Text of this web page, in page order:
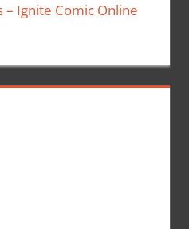
– Ignite Comic Online